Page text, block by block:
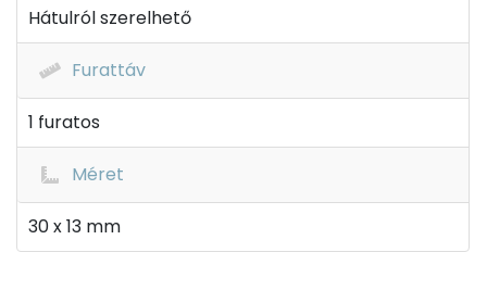
Hátulról szerelhető
Furattáv
1 furatos
Méret
30 x 13 mm